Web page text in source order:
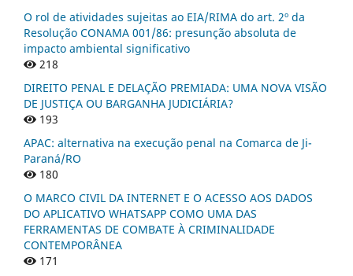
O rol de atividades sujeitas ao EIA/RIMA do art. 2º da
Resolução CONAMA 001/86: presunção absoluta de
impacto ambiental significativo
218
DIREITO PENAL E DELAÇÃO PREMIADA: UMA NOVA VISÃO
DE JUSTIÇA OU BARGANHA JUDICIÁRIA?
193
APAC: alternativa na execução penal na Comarca de Ji-
Paraná/RO
180
O MARCO CIVIL DA INTERNET E O ACESSO AOS DADOS
DO APLICATIVO WHATSAPP COMO UMA DAS
FERRAMENTAS DE COMBATE À CRIMINALIDADE
CONTEMPORÂNEA
171